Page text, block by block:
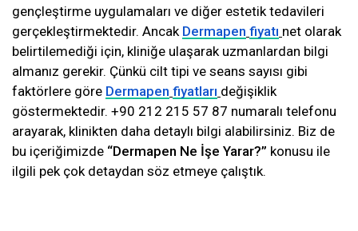
gençleştirme uygulamaları ve diğer estetik tedavileri
gerçekleştirmektedir. Ancak Dermapen fiyatı net olarak
belirtilemediği için, kliniğe ulaşarak uzmanlardan bilgi
almanız gerekir. Çünkü cilt tipi ve seans sayısı gibi
faktörlere göre Dermapen fiyatları değişiklik
göstermektedir. +90 212 215 57 87 numaralı telefonu
arayarak, klinikten daha detaylı bilgi alabilirsiniz. Biz de
bu içeriğimizde “Dermapen Ne İşe Yarar?” konusu ile
ilgili pek çok detaydan söz etmeye çalıştık.